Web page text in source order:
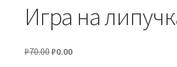
Игра на
₽70.00Первоначальная
₽0.00Текущая